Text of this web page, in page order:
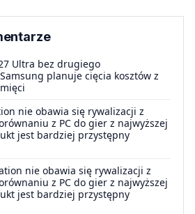
Ultra bez drugiego
planuje cięcia kosztów z
nie obawia się rywalizacji z
z PC do gier z najwyższej
jest bardziej przystępny
nie obawia się rywalizacji z
z PC do gier z najwyższej
jest bardziej przystępny